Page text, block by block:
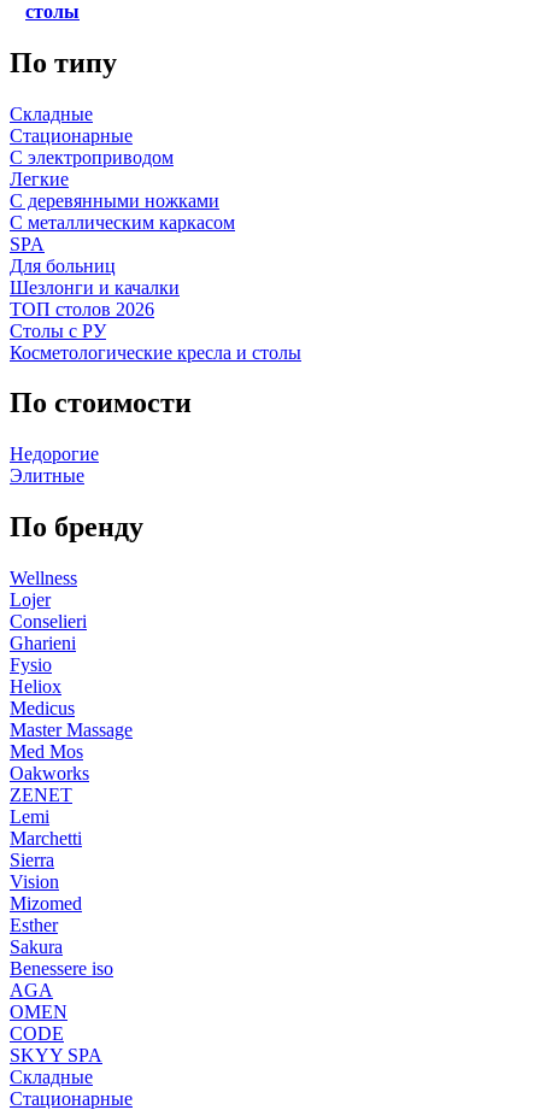
столы
По типу
Складные
Стационарные
С электроприводом
Легкие
С деревянными ножками
С металлическим каркасом
SPA
Для больниц
Шезлонги и качалки
ТОП столов 2026
Столы с РУ
Косметологические кресла и столы
По стоимости
Недорогие
Элитные
По бренду
Wellness
Lojer
Conselieri
Gharieni
Fysio
Heliox
Medicus
Master Massage
Med Mos
Oakworks
ZENET
Lemi
Marchetti
Sierra
Vision
Mizomed
Esther
Sakura
Benessere iso
AGA
OMEN
CODE
SKYY SPA
Складные
Стационарные